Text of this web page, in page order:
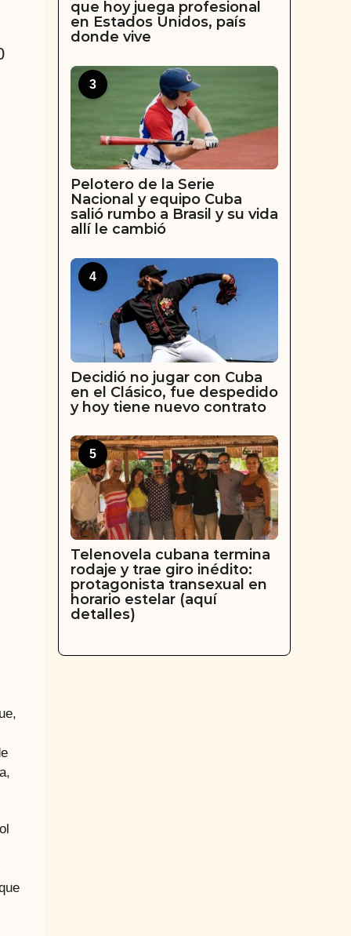
que hoy juega profesional
en Estados Unidos, país
donde vive
3
Pelotero de la Serie
Nacional y equipo Cuba
salió rumbo a Brasil y su vida
allí le cambió
4
Decidió no jugar con Cuba
en el Clásico, fue despedido
y hoy tiene nuevo contrato
5
Telenovela cubana termina
rodaje y trae giro inédito:
protagonista transexual en
horario estelar (aquí
detalles)